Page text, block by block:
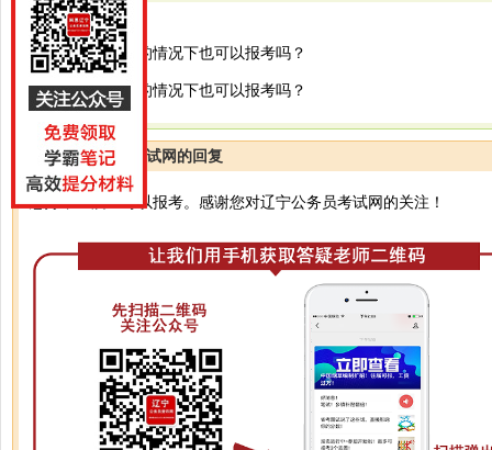
大连公务员
毕业证没有到手的情况下也可以报考吗？
毕业证没有到手的情况下也可以报考吗？
辽宁公务员考试网的回复
您好，应届生可以报考。感谢您对辽宁公务员考试网的关注！